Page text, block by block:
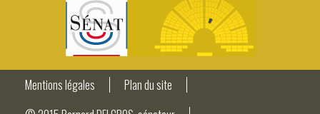
Mentions légales
Plan du site